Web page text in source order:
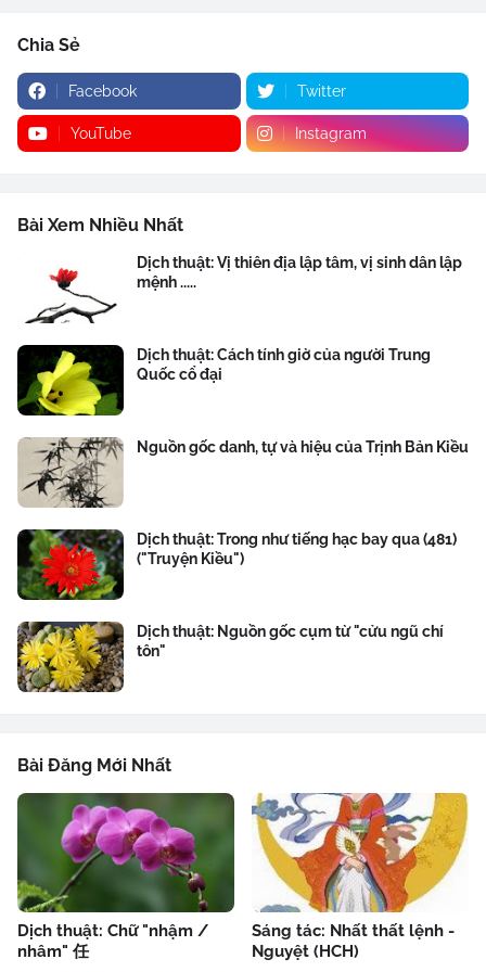
Chia Sẻ
Facebook Twitter
YouTube Instagram
Bài Xem Nhiều Nhất
Dịch thuật: Vị thiên địa lập tâm, vị sinh dân lập
mệnh .....
Dịch thuật: Cách tính giờ của người Trung
Quốc cổ đại
Nguồn gốc danh, tự và hiệu của Trịnh Bản Kiều
Dịch thuật: Trong như tiếng hạc bay qua (481)
("Truyện Kiều")
Dịch thuật: Nguồn gốc cụm từ "cửu ngũ chí
tôn"
Bài Đăng Mới Nhất
Dịch thuật: Chữ "nhậm /
nhâm" 任
Sáng tác: Nhất thất lệnh -
Nguyệt (HCH)